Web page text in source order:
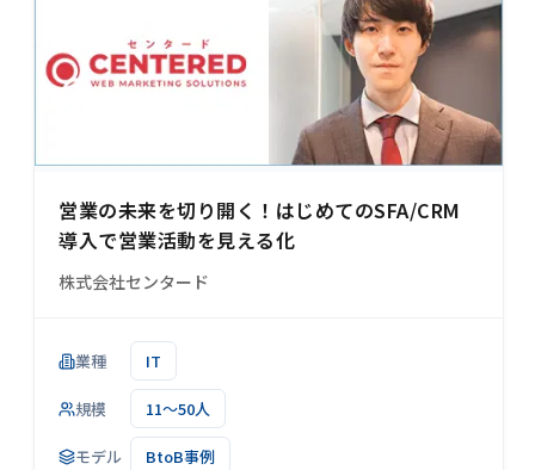
営業の未来を切り開く！はじめてのSFA/CRM
導入で営業活動を見える化
株式会社センタード
業種 IT
規模 11～50人
モデル BtoB事例